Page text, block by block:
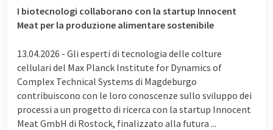
I biotecnologi collaborano con la startup Innocent
Meat per la produzione alimentare sostenibile
13.04.2026 - Gli esperti di tecnologia delle colture
cellulari del Max Planck Institute for Dynamics of
Complex Technical Systems di Magdeburgo
contribuiscono con le loro conoscenze sullo sviluppo dei
processi a un progetto di ricerca con la startup Innocent
Meat GmbH di Rostock, finalizzato alla futura ...